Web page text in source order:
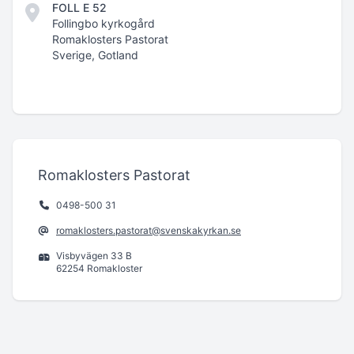
FOLL E 52
Follingbo kyrkogård
Romaklosters Pastorat
Sverige, Gotland
Romaklosters Pastorat
0498-500 31
romaklosters.pastorat@svenskakyrkan.se
Visbyvägen 33 B
62254 Romakloster